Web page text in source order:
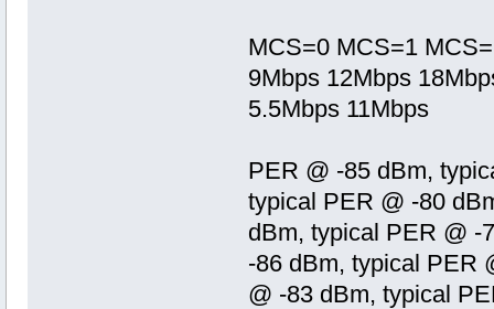
MCS=0 MCS=1
9Mbps 12Mbps
5.5Mbps 11Mbps
PER @ -85 dBm,
typical PER @ -80
dBm, typical PER @ -
-86 dBm, typical PER
@ -83 dBm, typical